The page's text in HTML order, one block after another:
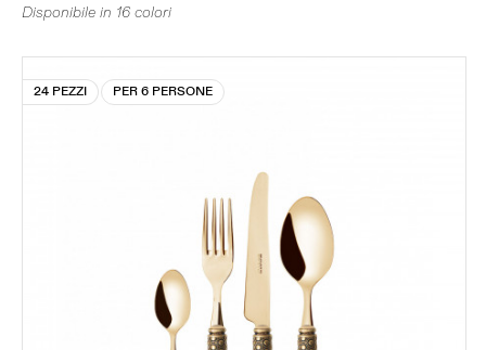
Disponibile in 16 colori
24 PEZZI PER 6 PERSONE